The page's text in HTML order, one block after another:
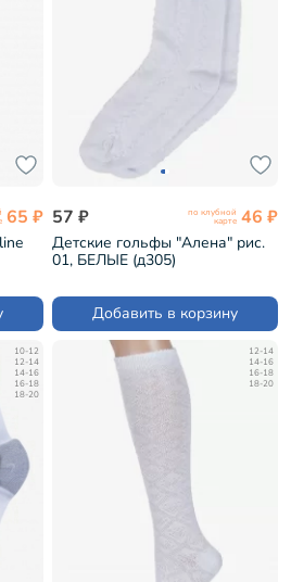
65 ₽ 57 ₽ по клубной
карте 46 ₽
Детские гольфы "Алена" рис.
01, БЕЛЫЕ (д305)
Добавить в корзину
10-12
12-14
14-16
16-18
18-20
12-14
14-16
16-18
18-20